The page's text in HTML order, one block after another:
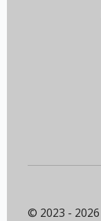
© 2023 -